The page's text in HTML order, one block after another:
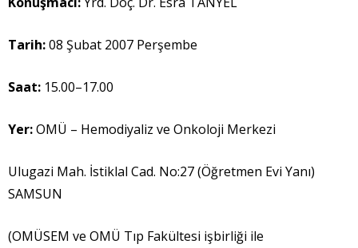
Tarih:08 Şubat 2007 Perşembe
Saat: 15.00–17.00
Yer:OMÜ – Hemodiyaliz ve Onkoloji Merkezi
Ulugazi Mah. İstiklal Cad. No:27 (Öğretmen Evi Yanı)
SAMSUN
(OMÜSEM ve OMÜ Tıp Fakültesi işbirliği ile